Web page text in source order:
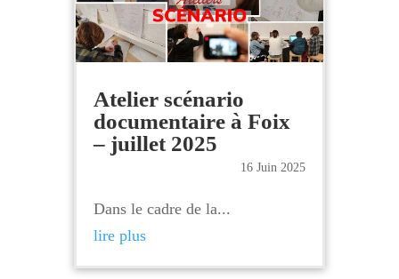
Atelier scénario
documentaire à Foix
– juillet 2025
16 Juin 2025
Dans le cadre de la...
lire plus